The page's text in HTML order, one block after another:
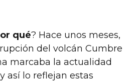
qué? Hace unos meses,
del volcán Cumbre
marcaba la actualidad
así lo reflejan estas